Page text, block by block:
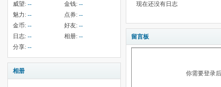
威望: -- 金钱: --
魅力: -- 点券: --
金币: -- 好友: --
日志: -- 相册: --
分享: --
相册
现在还没有日志
留言板
你需要登录